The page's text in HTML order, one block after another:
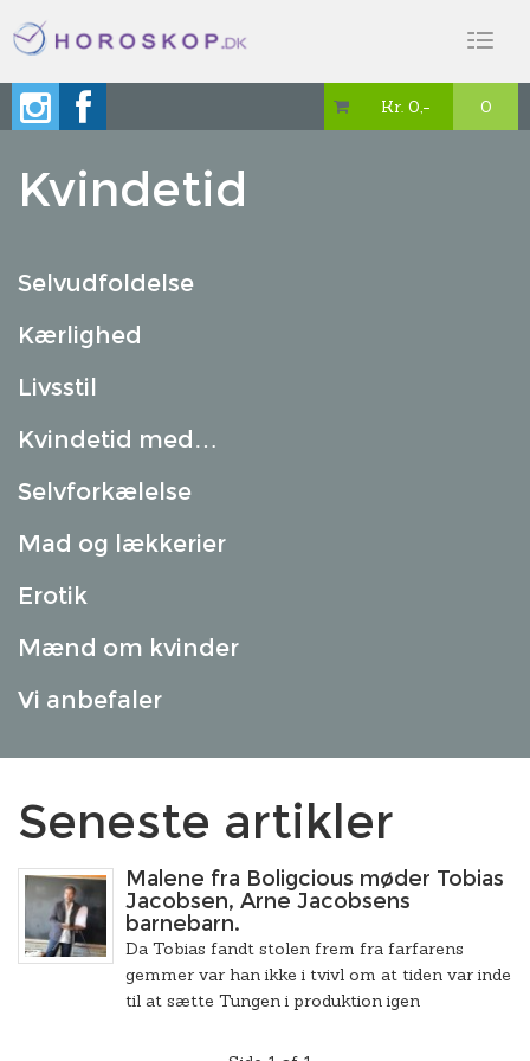
 Kr. 0,- 0
Kvindetid
Selvudfoldelse
Kærlighed
Livsstil
Kvindetid med…
Selvforkælelse
Mad og lækkerier
Erotik
Mænd om kvinder
Vi anbefaler
Seneste artikler
Malene fra Boligcious møder Tobias
Jacobsen, Arne Jacobsens
barnebarn.
Da Tobias fandt stolen frem fra farfarens
gemmer var han ikke i tvivl om at tiden var inde
til at sætte Tungen i produktion igen